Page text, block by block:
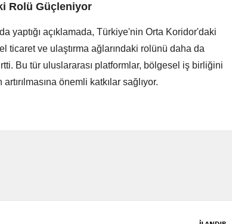
Rolü Güçleniyor
yaptığı açıklamada, Türkiye'nin Orta Koridor'daki
ticaret ve ulaştırma ağlarındaki rolünü daha da
Bu tür uluslararası platformlar, bölgesel iş birliğini
önemli katkılar sağlıyor.